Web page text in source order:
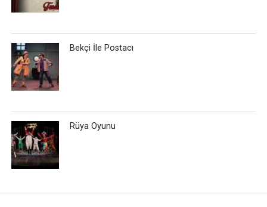
Bekçi İle Postacı
Rüya Oyunu